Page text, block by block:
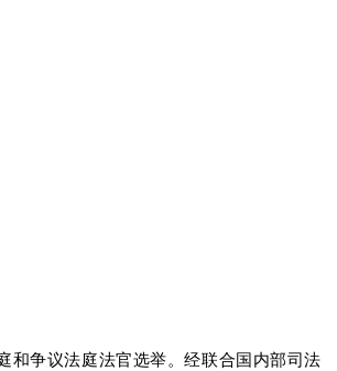
和争议法庭法官选举。经联合国内部司法